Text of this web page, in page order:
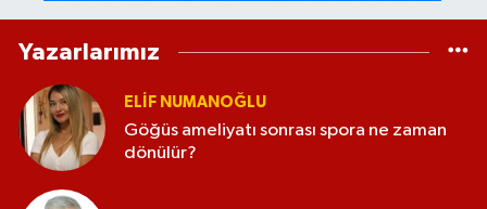
Yazarlarımız
ELİF NUMANOĞLU
Göğüs ameliyatı sonrası spora ne zaman
dönülür?